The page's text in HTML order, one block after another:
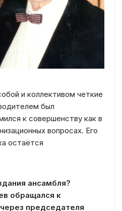
и коллективом четкие
был
к совершенству как в
вопросах. Его
остаётся
ансамбля?
обращался к
председателя